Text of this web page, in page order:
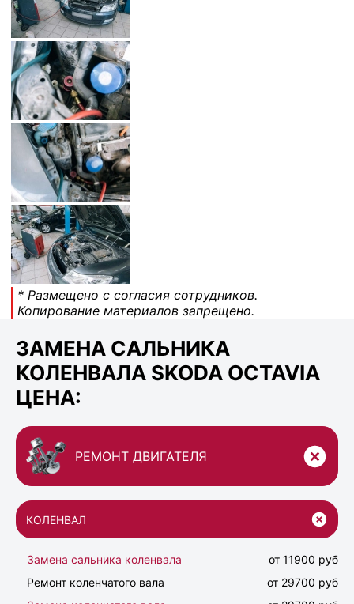
* Размещено с согласия сотрудников.
Копирование материалов запрещено.
ЗАМЕНА САЛЬНИКА
КОЛЕНВАЛА SKODA OCTAVIA
ЦЕНА:
РЕМОНТ ДВИГАТЕЛЯ
КОЛЕНВАЛ
Замена сальника коленвала
от 11900 руб
Ремонт коленчатого вала
от 29700 руб